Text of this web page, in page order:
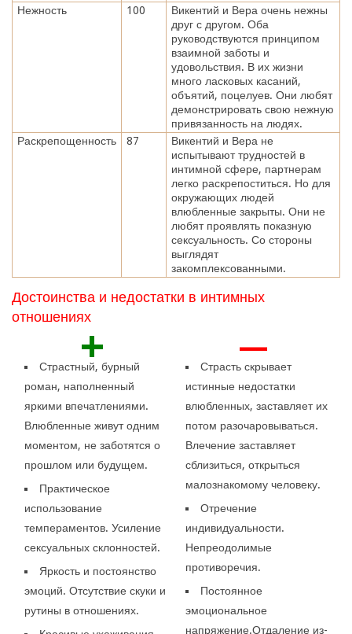
Нежность
100
Викентий и Вера очень нежны
друг с другом. Оба
руководствуются принципом
взаимной заботы и
удовольствия. В их жизни
много ласковых касаний,
объятий, поцелуев. Они любят
демонстрировать свою нежную
привязанность на людях.
Раскрепощенность
87
Викентий и Вера не
испытывают трудностей в
интимной сфере, партнерам
легко раскрепоститься. Но для
окружающих людей
влюбленные закрыты. Они не
любят проявлять показную
сексуальность. Со стороны
выглядят
закомплексованными.
Достоинства и недостатки в интимных
отношениях
+
Страстный, бурный
роман, наполненный
яркими впечатлениями.
Влюбленные живут одним
моментом, не заботятся о
прошлом или будущем.
Практическое
использование
темпераментов. Усиление
сексуальных склонностей.
Яркость и постоянство
эмоций. Отсутствие скуки и
рутины в отношениях.
—
Страсть скрывает
истинные недостатки
влюбленных, заставляет их
потом разочаровываться.
Влечение заставляет
сблизиться, открыться
малознакомому человеку.
Отречение
индивидуальности.
Непреодолимые
противоречия.
Постоянное
эмоциональное
напряжение.Отдаление из-